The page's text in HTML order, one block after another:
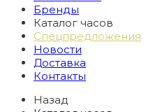
Бренды
Каталог часов
Спецпредложения
Новости
Доставка
Контакты
Назад